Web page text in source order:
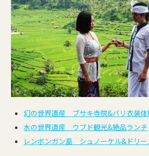
幻の世界遺産 ブサキ寺院&バリ衣装体
水の世界遺産 ウブド観光&絶品ランチ
レンボンガン島 シュノーケル&ドリー